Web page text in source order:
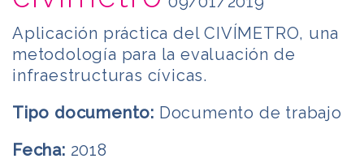
Aplicación práctica del CIVÍMETRO, una
metodología para la evaluación de
infraestructuras cívicas.
Tipo documento: Documento de trabajo
Fecha: 2018